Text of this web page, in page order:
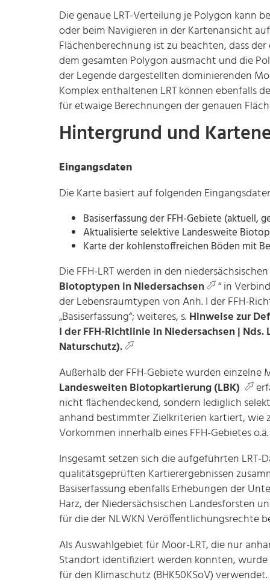
Die genaue LRT-Verteilung je Polygon kann
oder beim Navigieren in der Kartenansicht
Flächenberechnung ist zu beachten, dass
dem gesamten Polygon ausmacht und die
der Legende dargestellten dominierenden
Komplex enthaltenen LRT können
für etwaige Berechnungen der genauen
Hintergrund und
Eingangsdaten
Die Karte basiert auf folgenden
Basiserfassung der FFH-Gebiete (aktuell,
Aktualisierte selektive Landesweite
Karte der kohlenstoffreichen Böden mit
Die FFH-LRT werden in den
Biotoptypen in Niedersachsen
“ in
der Lebensraumtypen von Anh. I der FFH-
„Basiserfassung“; weiteres, s. Hinweise zur
I der FFH-Richtlinie in Niedersachsen |
Naturschutz).
Außerhalb der FFH-Gebiete wurden
Landesweiten Biotopkartierung (LBK)
nicht flächendeckend, sondern lediglich
anhand bestimmter Zielkriterien kartiert, wie
Vorkommen innerhalb eines FFH-Gebietes o.ä.
Insgesamt setzen sich die aufgeführten LRT-
qualitätsgeprüften Kartierergebnissen
Basiserfassung ebenfalls Erhebungen der
Harz, der Niedersächsischen Landesforsten
für die der NLWKN Veröffentlichungsrechte
Als Auswahlgebiet für Moor-LRT, die nur
Standort identifiziert werden konnten,
für den Klimaschutz (BHK50KSoV) verwendet.